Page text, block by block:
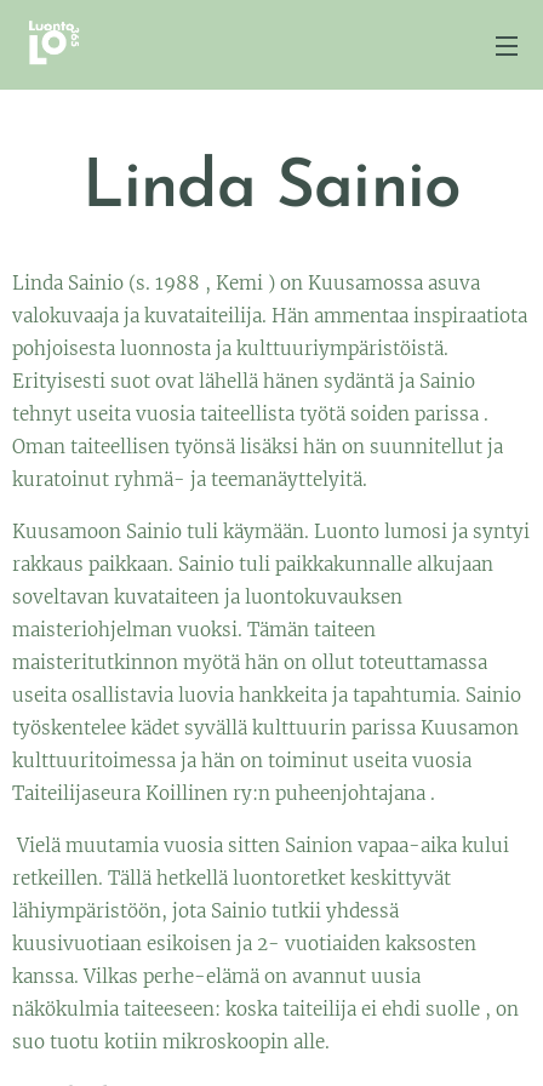
Linda Sainio
Linda Sainio (s. 1988 , Kemi ) on Kuusamossa asuva
valokuvaaja ja kuvataiteilija. Hän ammentaa inspiraatiota
pohjoisesta luonnosta ja kulttuuriympäristöistä.
Erityisesti suot ovat lähellä hänen sydäntä ja Sainio
tehnyt useita vuosia taiteellista työtä soiden parissa .
Oman taiteellisen työnsä lisäksi hän on suunnitellut ja
kuratoinut ryhmä- ja teemanäyttelyitä.
Kuusamoon Sainio tuli käymään. Luonto lumosi ja syntyi
rakkaus paikkaan. Sainio tuli paikkakunnalle alkujaan
soveltavan kuvataiteen ja luontokuvauksen
maisteriohjelman vuoksi. Tämän taiteen
maisteritutkinnon myötä hän on ollut toteuttamassa
useita osallistavia luovia hankkeita ja tapahtumia. Sainio
työskentelee kädet syvällä kulttuurin parissa Kuusamon
kulttuuritoimessa ja hän on toiminut useita vuosia
Taiteilijaseura Koillinen ry:n puheenjohtajana .
Vielä muutamia vuosia sitten Sainion vapaa-aika kului
retkeillen. Tällä hetkellä luontoretket keskittyvät
lähiympäristöön, jota Sainio tutkii yhdessä
kuusivuotiaan esikoisen ja 2- vuotiaiden kaksosten
kanssa. Vilkas perhe-elämä on avannut uusia
näkökulmia taiteeseen: koska taiteilija ei ehdi suolle , on
suo tuotu kotiin mikroskoopin alle.